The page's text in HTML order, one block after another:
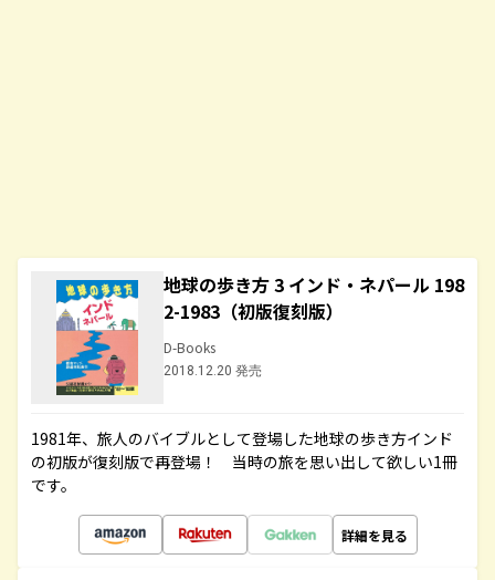
地球の歩き方 3 インド・ネパール 198
2-1983（初版復刻版）
D-Books
2018.12.20 発売
1981年、旅人のバイブルとして登場した地球の歩き方インド
の初版が復刻版で再登場！ 当時の旅を思い出して欲しい1冊
です。
詳細を見る